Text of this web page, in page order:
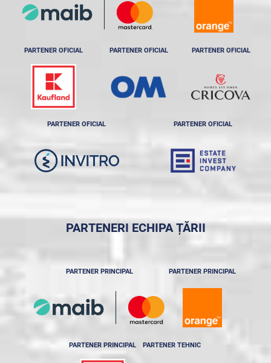
PARTENER OFICIAL PARTENER OFICIAL PARTENER OFICIAL
PARTENER OFICIAL PARTENER OFICIAL
PARTENERI ECHIPA ȚĂRII
PARTENER PRINCIPAL PARTENER PRINCIPAL
PARTENER PRINCIPAL PARTENER TEHNIC